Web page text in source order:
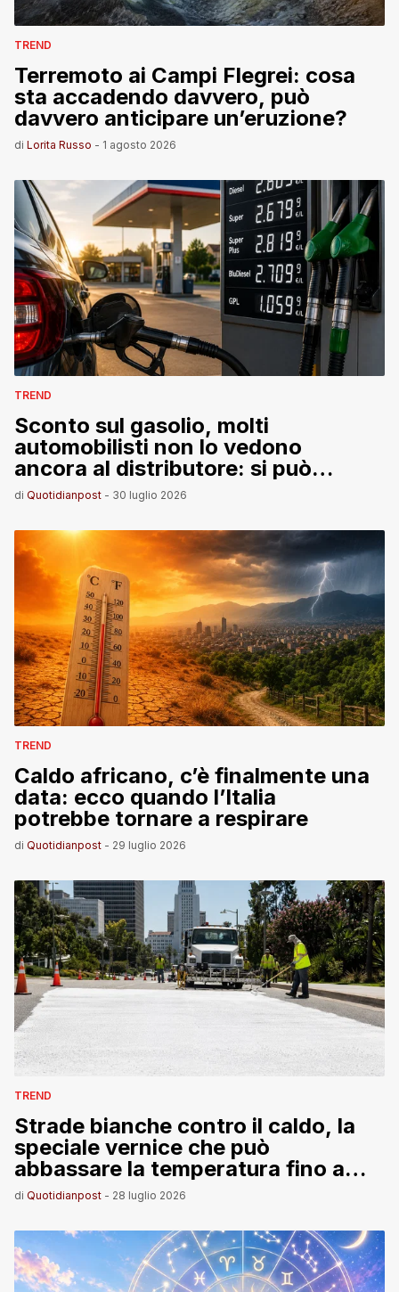
TREND
Terremoto ai Campi Flegrei: cosa
sta accadendo davvero, può
davvero anticipare un’eruzione?
di Lorita Russo - 1 agosto 2026
TREND
Sconto sul gasolio, molti
automobilisti non lo vedono
ancora al distributore: si può
chiedere il risarcimento?
di Quotidianpost - 30 luglio 2026
TREND
Caldo africano, c’è finalmente una
data: ecco quando l’Italia
potrebbe tornare a respirare
di Quotidianpost - 29 luglio 2026
TREND
Strade bianche contro il caldo, la
speciale vernice che può
abbassare la temperatura fino a
10 °C. Ecco come funziona
di Quotidianpost - 28 luglio 2026